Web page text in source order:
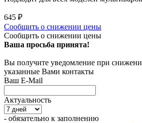
645 ₽
Сообщить о снижении цены
Сообщить о снижении цены
Ваша просьба принята!
Вы получите уведомление при
указанные Вами контакты
Ваш E-Mail
Актуальность
- обязательно к заполнению